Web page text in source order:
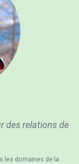
des relations de
les domaines de la